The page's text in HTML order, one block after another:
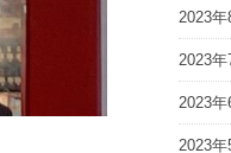
2023年
2023年
2023年
2023年